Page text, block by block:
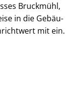
Bruckmühl,
in die Ge­bäu­
mit ein.